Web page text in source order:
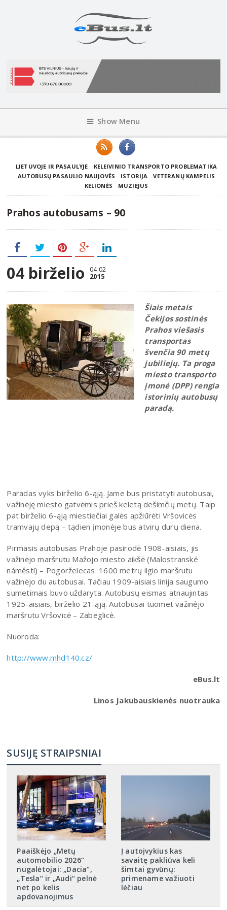
Show Menu
LIETUVOJE IR PASAULYJE
KELEIVINIO TRANSPORTO PROBLEMATIKA
AUTOBUSŲ PASAULIO NAUJOVĖS
ISTORIJA
VETERANŲ KAMPELIS
KELIONĖS
MUZIEJUS
Prahos autobusams – 90
04 birželio 04:02
2015
Šiais metais
Čekijos sostinės
Prahos viešasis
transportas
švenčia 90 metų
jubiliejų. Ta proga
miesto transporto
įmonė (DPP) rengia
istorinių autobusų
paradą.
Paradas vyks birželio 6-ąją. Jame bus pristatyti autobusai,
važinėję miesto gatvėmis prieš keletą dešimčių metų. Taip
pat birželio 6-ąją miestiečiai galės apžiūrėti Vršovicės
tramvajų depą – tądien įmonėje bus atvirų durų diena.
Pirmasis autobusas Prahoje pasirodė 1908-aisiais, jis
važinėjo maršrutu Mažojo miesto aikšė (Malostranské
náměstí) – Pogorželecas. 1600 metrų ilgio maršrutu
važinėjo du autobusai. Tačiau 1909-aisiais linija saugumo
sumetimais buvo uždaryta. Autobusų eismas atnaujintas
1925-aisiais, birželio 21-ąją. Autobusai tuomet važinėjo
maršrutu Vršovicė – Zabeglicė.
Nuoroda:
http://www.mhd140.cz/
eBus.lt
Linos Jakubauskienės nuotrauka
SUSIJĘ STRAIPSNIAI
Paaiškėjo „Metų
automobilio 2026“
nugalėtojai: „Dacia“,
„Tesla“ ir „Audi“ pelnė
net po kelis
apdovanojimus
Į autoįvykius kas
savaitę pakliūva keli
šimtai gyvūnų:
primename važiuoti
lėčiau